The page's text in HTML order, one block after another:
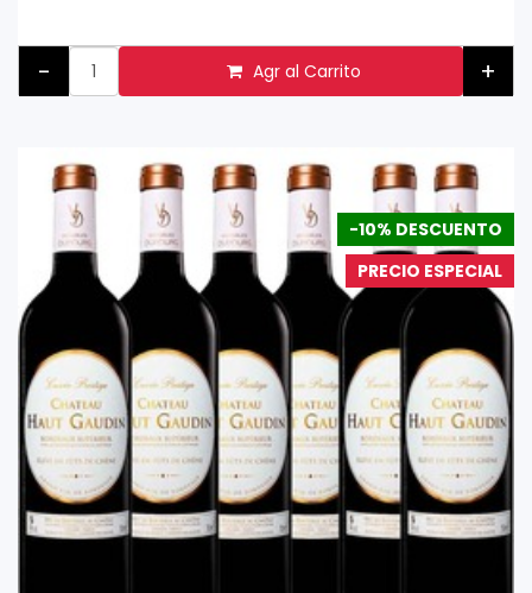
- Agr al Carrito +
-10% DESCUENTO
PRECIO ESPECIAL